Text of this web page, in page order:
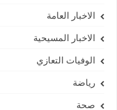
الاخبار العامة
الاخبار المسيحية
الوفيات التعازي
رياضة
صحة